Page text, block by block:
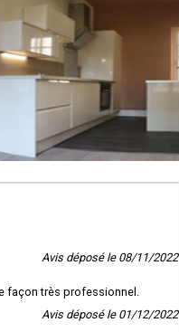
Avis déposé le 08/11/2022
façon très professionnel.
Avis déposé le 01/12/2022